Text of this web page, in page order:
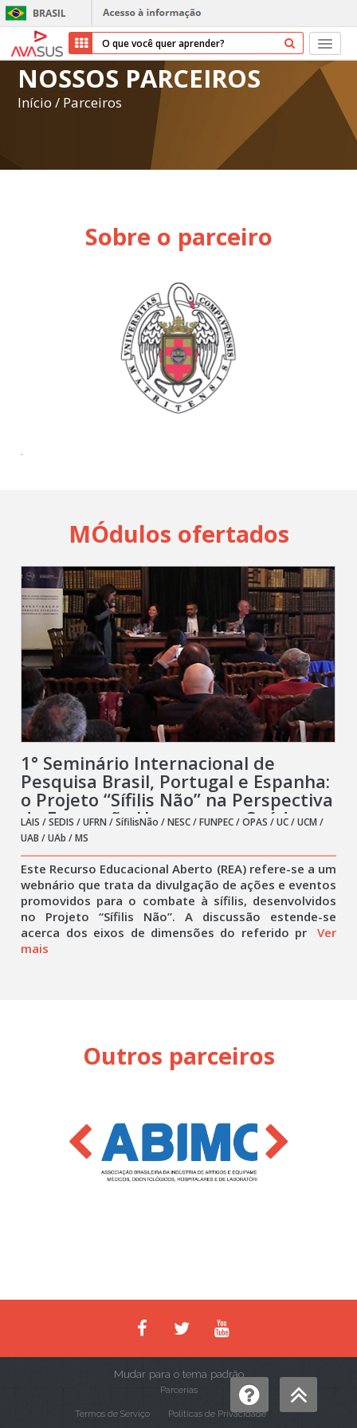
Início
Parceiros
Transparência
Ajuda
Entrar
Cadastrar
pt_br
NOSSOS PARCEIROS
Início / Parceiros
Sobre o parceiro
.
MÓdulos ofertados
1° Seminário Internacional de
Pesquisa Brasil, Portugal e Espanha:
o Projeto “Sífilis Não” na Perspectiva
da Formação Humana em Saúde
LAIS / SEDIS / UFRN / SífilisNão / NESC / FUNPEC / OPAS / UC / UCM /
UAB / UAb / MS
Este Recurso Educacional Aberto (REA) refere-se a um
webnário que trata da divulgação de ações e eventos
promovidos para o combate à sífilis, desenvolvidos
no Projeto “Sífilis Não”. A discussão estende-se
acerca dos eixos de dimensões do referido pr
Ver
mais
Outros parceiros
Mudar para o tema padrão
Parcerias
Termos de Serviço Políticas de Privacidade